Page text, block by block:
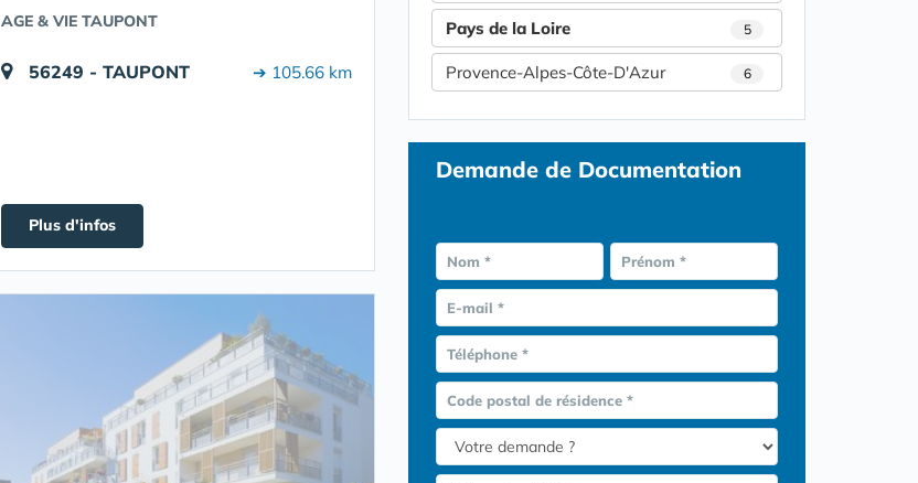
AGE & VIE TAUPONT
56249 - TAUPONT ➔ 105.66 km
Plus d'infos
Pays de la Loire 5
Provence-Alpes-Côte-D'Azur 6
Demande de Documentation
Nom * Prénom *
E-mail *
Téléphone *
Code postal de résidence *